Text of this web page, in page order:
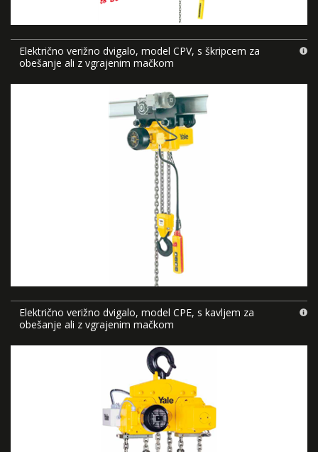
Električno verižno dvigalo, model CPV, s škripcem za
obešanje ali z vgrajenim mačkom
Električno verižno dvigalo, model CPE, s kavljem za
obešanje ali z vgrajenim mačkom